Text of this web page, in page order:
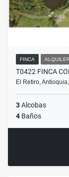
FINCA
T0422 FINCA
El Retiro,
3Alcobas
4 Baños